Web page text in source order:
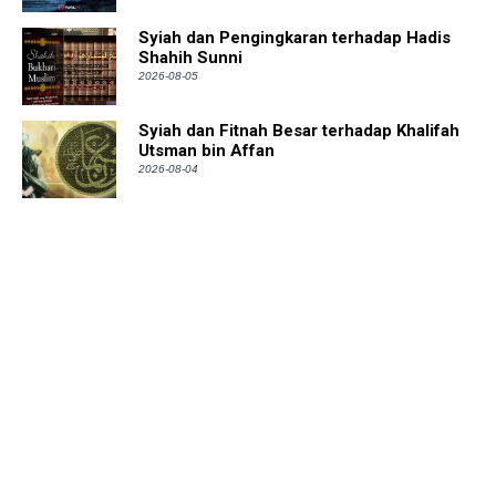
Syiah dan Pengingkaran terhadap Hadis
Shahih Sunni
2026-08-05
Syiah dan Fitnah Besar terhadap Khalifah
Utsman bin Affan
2026-08-04